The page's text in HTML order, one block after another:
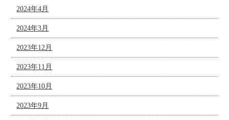
2024年4月
2024年3月
2023年12月
2023年11月
2023年10月
2023年9月